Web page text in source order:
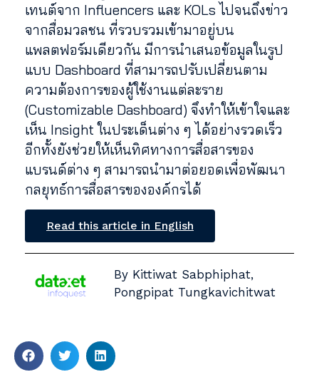
เทนต์จาก Influencers และ KOLs ไปจนถึงข่าว
จากสื่อมวลชน ที่รวบรวมเข้ามาอยู่บน
แพลตฟอร์มเดียวกัน มีการนำเสนอข้อมูลในรูป
แบบ Dashboard ที่สามารถปรับเปลี่ยนตาม
ความต้องการของผู้ใช้งานแต่ละราย
(Customizable Dashboard) จึงทำให้เข้าใจและ
เห็น Insight ในประเด็นต่าง ๆ ได้อย่างรวดเร็ว
อีกทั้งยังช่วยให้เห็นทิศทางการสื่อสารของ
แบรนด์ต่าง ๆ สามารถนำมาต่อยอดเพื่อพัฒนา
กลยุทธ์การสื่อสารขององค์กรได้
Read this article in English
By Kittiwat Sabphiphat,
Pongpipat Tungkavichitwat